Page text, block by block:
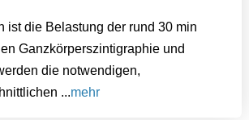
ist die Belastung der rund 30 min
Ganzkörperszintigraphie und
die notwendigen,
...mehr